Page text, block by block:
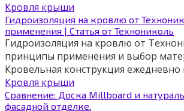
Кровля крыши
Гидроизоляция на кровлю от
применения | Статья от Технониколь
Гидроизоляция на кровлю от
принципы применения и выбор
Кровельная конструкция ежедневно
Кровля крыши
Сравнение: Доска Millboard и
фасадной отделке.